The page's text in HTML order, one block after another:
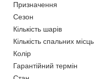
Призначення
Сезон
Кількість шарів
Кількість спальних місць
Колір
Гарантійний термін